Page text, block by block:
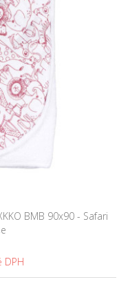
BMB 90x90 - Safari